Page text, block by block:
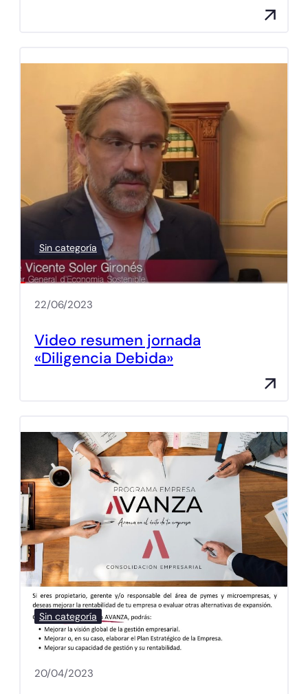
Sin categoría
22/06/2023
Video resumen jornada
«Diligencia Debida»
Sin categoría
20/04/2023